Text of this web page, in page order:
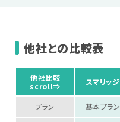
他社との比較表
他社比較
scroll⇒
スマリッジ
プラン 基本プラン